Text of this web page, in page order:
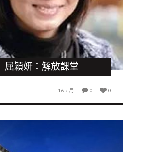
屈穎妍：解放課堂
16 7 月 0 0